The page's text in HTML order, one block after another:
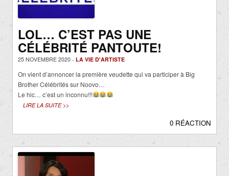
LOL… C’EST PAS UNE
CÉLÉBRITÉ PANTOUTE!
25 NOVEMBRE 2020 - LA VIE D'ARTISTE
On vient d’annoncer la première veudette qui va participer à Big
Brother Célébrités sur Noovo…
Le hic… c’est un inconnu!!!
LIRE LA SUITE >>
0 RÉACTION